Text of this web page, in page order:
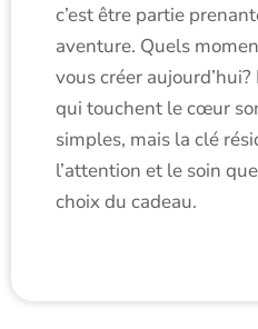
c’est être partie
aventure. Quels
vous créer
qui touchent le cœur
simples, mais la clé
l’attention et le soin
choix du cadeau.